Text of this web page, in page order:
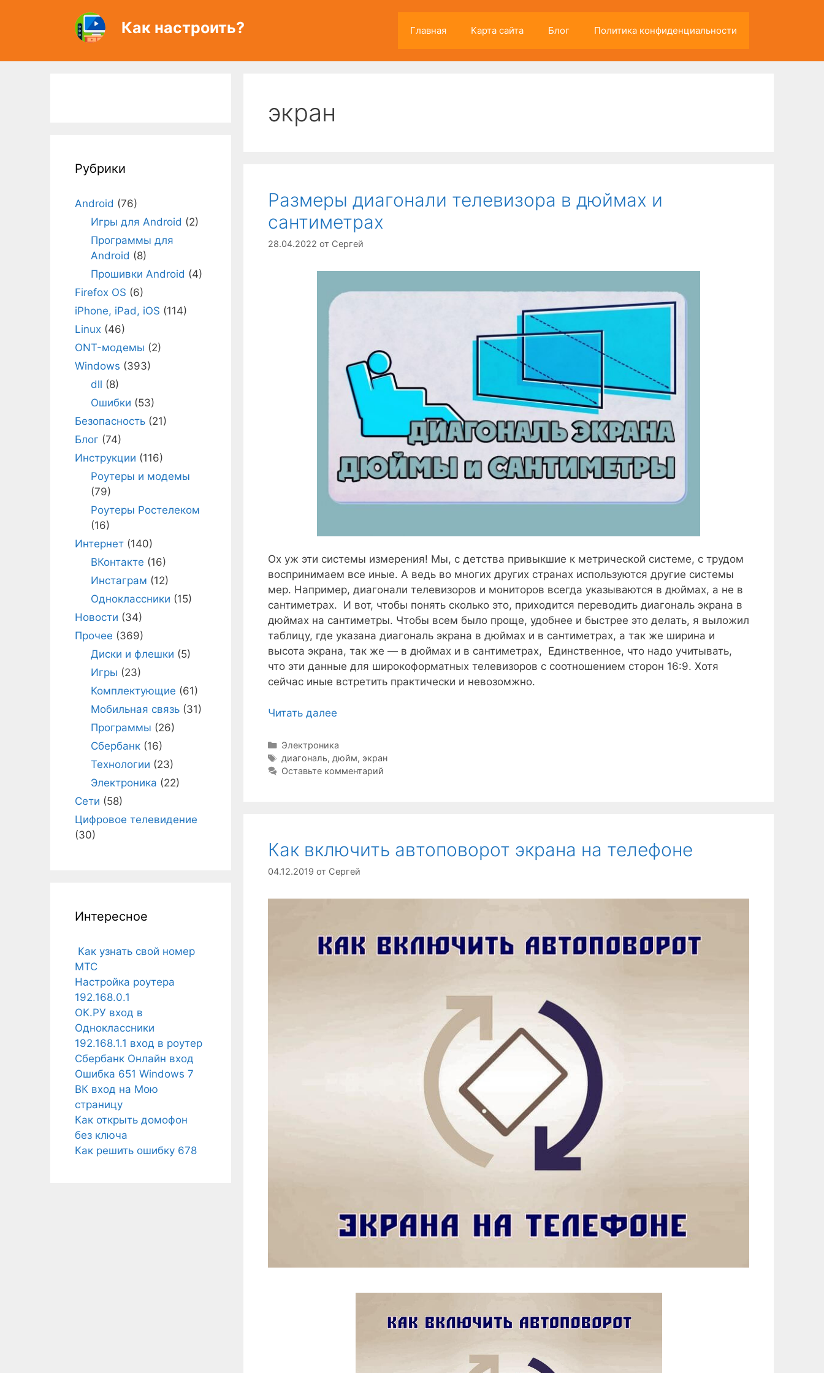
Как настроить? Главная Карта сайта Блог Политика конфиденциальности
экран
Размеры диагонали телевизора в дюймах и
сантиметрах
28.04.2022 от Сергей
Ох уж эти системы измерения! Мы, с детства привыкшие к метрической системе, с трудом
воспринимаем все иные. А ведь во многих других странах используются другие системы
мер. Например, диагонали телевизоров и мониторов всегда указываются в дюймах, а не в
сантиметрах. И вот, чтобы понять сколько это, приходится переводить диагональ экрана в
дюймах на сантиметры. Чтобы всем было проще, удобнее и быстрее это делать, я выложил
таблицу, где указана диагональ экрана в дюймах и в сантиметрах, а так же ширина и
высота экрана, так же — в дюймах и в сантиметрах, Единственное, что надо учитывать,
что эти данные для широкоформатных телевизоров с соотношением сторон 16:9. Хотя
сейчас иные встретить практически и невозомжно.
Читать далее
Рубрики
Электроника
Метки
диагональ, дюйм, экран
Оставьте комментарий
Как включить автоповорот экрана на телефоне
04.12.2019 от Сергей
Рубрики
Android (76)
Игры для Android (2)
Программы для
Android (8)
Прошивки Android (4)
Firefox OS (6)
iPhone, iPad, iOS (114)
Linux (46)
ONT-модемы (2)
Windows (393)
dll (8)
Ошибки (53)
Безопасность (21)
Блог (74)
Инструкции (116)
Роутеры и модемы
(79)
Роутеры Ростелеком
(16)
Интернет (140)
ВКонтакте (16)
Инстаграм (12)
Одноклассники (15)
Новости (34)
Прочее (369)
Диски и флешки (5)
Игры (23)
Комплектующие (61)
Мобильная связь(31)
Программы (26)
Сбербанк(16)
Технологии (23)
Электроника (22)
Сети (58)
Цифровое телевидение
(30)
Интересное
Как узнать свой номер
МТС
Настройка роутера
192.168.0.1
ОК.РУ вход в
Одноклассники
192.168.1.1 вход в роутер
Сбербанк Онлайн вход
Ошибка 651 Windows 7
ВК вход на Мою
страницу
Как открыть домофон
без ключа
Как решить ошибку 678